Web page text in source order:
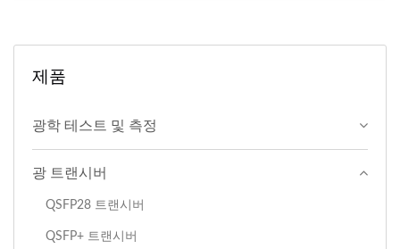
제품
광학 테스트 및 측정
광 트랜시버
QSFP28 트랜시버
QSFP+ 트랜시버